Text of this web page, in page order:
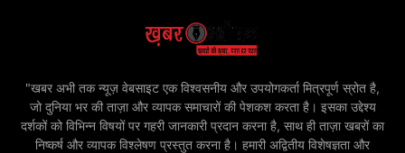
"खबर अभी तक न्यूज़ वेबसाइट एक विश्वसनीय और उपयोगकर्ता मित्रपूर्ण स्रोत है,
जो दुनिया भर की ताज़ा और व्यापक समाचारों की पेशकश करता है। इसका उद्देश्य
दर्शकों को विभिन्न विषयों पर गहरी जानकारी प्रदान करना है, साथ ही ताज़ा खबरों का
निष्कर्ष और व्यापक विश्लेषण प्रस्तुत करना है। हमारी अद्वितीय विशेषज्ञता और